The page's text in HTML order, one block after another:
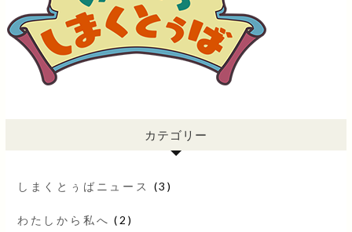
カテゴリー
しまくとぅばニュース (3)
わたしから私へ (2)